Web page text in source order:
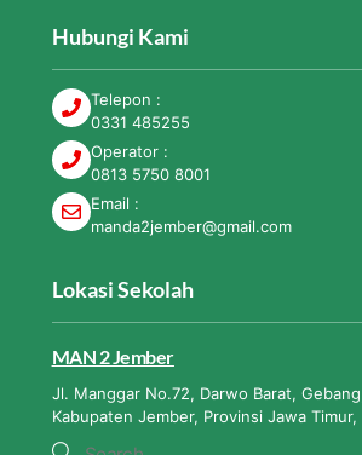
Hubungi Kami
Telepon :
0331 485255
Operator :
0813 5750 8001
Email :
manda2jember@gmail.com
Lokasi Sekolah
MAN 2 Jember
Jl. Manggar No.72, Darwo Barat,
Kabupaten Jember, Provinsi Jawa Timur,